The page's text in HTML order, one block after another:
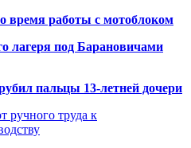
время работы с мотоблоком
лагеря под Барановичами
пальцы 13-летней дочери
ручного труда к